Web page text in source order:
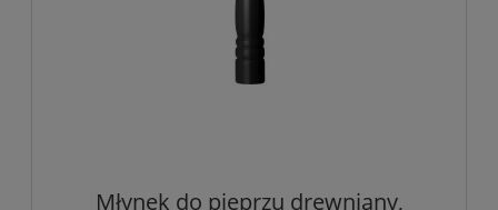
Młynek do pieprzu drewniany,